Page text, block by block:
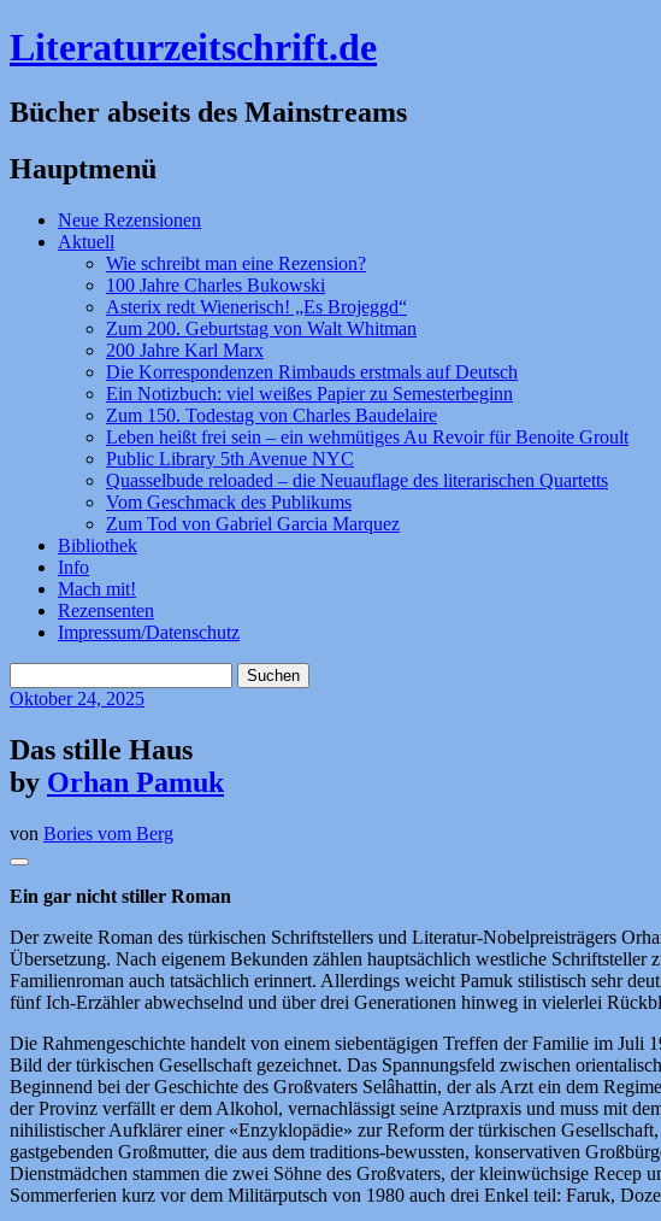
Literaturzeitschrift.de
Bücher abseits des Mainstreams
Hauptmenü
Zum
Inhalt
Neue Rezensionen
Aktuell
Wie schreibt man eine Rezension?
100 Jahre Charles Bukowski
Asterix redt Wienerisch! „Es Brojeggd“
Zum 200. Geburtstag von Walt Whitman
200 Jahre Karl Marx
Die Korrespondenzen Rimbauds erstmals auf Deutsch
Ein Notizbuch: viel weißes Papier zu Semesterbeginn
Zum 150. Todestag von Charles Baudelaire
Leben heißt frei sein – ein wehmütiges Au Revoir für Benoite Groult
Public Library 5th Avenue NYC
Quasselbude reloaded – die Neuauflage des literarischen Quartetts
Vom Geschmack des Publikums
Zum Tod von Gabriel Garcia Marquez
Bibliothek
Info
Mach mit!
Rezensenten
Impressum/Datenschutz
nach:
Oktober24, 2025
Das stille Haus
by Orhan Pamuk
von Bories vom Berg
Ein gar nicht stiller Roman
Der zweite Roman des türkischen Schriftstellers und Literatur-Nobelpreisträgers
Übersetzung. Nach eigenem Bekunden zählen hauptsächlich westliche
Familienroman auch tatsächlich erinnert. Allerdings weicht Pamuk stilistisch sehr
fünf Ich-Erzähler abwechselnd und über drei Generationen hinweg in vielerlei
Die Rahmengeschichte handelt von einem siebentägigen Treffen der Familie im
Bild der türkischen Gesellschaft gezeichnet. Das Spannungsfeld zwischen
Beginnend bei der Geschichte des Großvaters Selâhattin, der als Arzt ein dem
der Provinz verfällt er dem Alkohol, vernachlässigt seine Arztpraxis und muss mit
nihilistischer Aufklärer einer «Enzyklopädie» zur Reform der türkischen
gastgebenden Großmutter, die aus dem traditions-bewussten, konservativen
Dienstmädchen stammen die zwei Söhne des Großvaters, der kleinwüchsige
Sommerferien kurz vor dem Militärputsch von 1980 auch drei Enkel teil: Faruk,